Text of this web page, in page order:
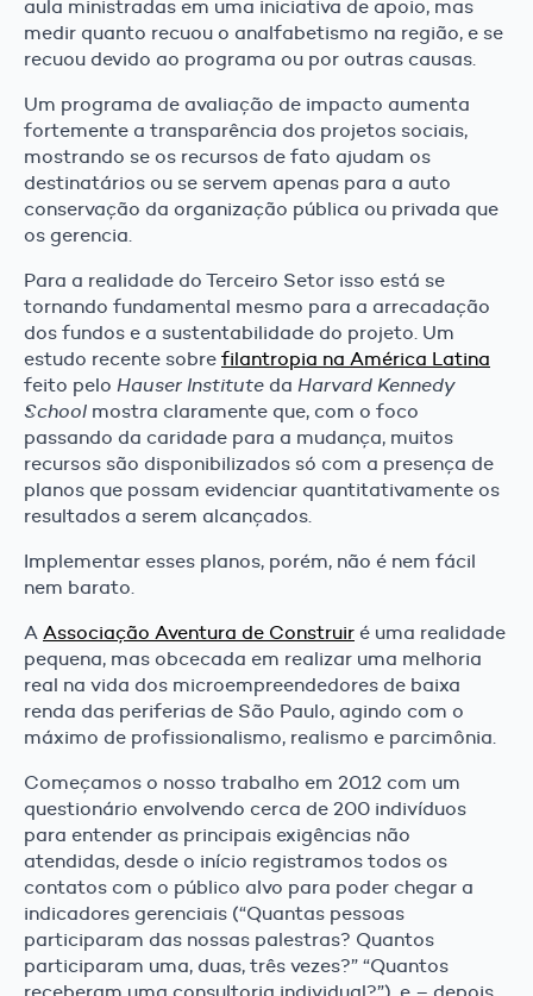
aula ministradas em uma iniciativa de apoio, mas
medir quanto recuou o analfabetismo na região, e se
recuou devido ao programa ou por outras causas.
Um programa de avaliação de impacto aumenta
fortemente a transparência dos projetos sociais,
mostrando se os recursos de fato ajudam os
destinatários ou se servem apenas para a auto
conservação da organização pública ou privada que
os gerencia.
Para a realidade do Terceiro Setor isso está se
tornando fundamental mesmo para a arrecadação
dos fundos e a sustentabilidade do projeto. Um
estudo recente sobre filantropia na América Latina
feito pelo Hauser Institute da Harvard Kennedy
School mostra claramente que, com o foco
passando da caridade para a mudança, muitos
recursos são disponibilizados só com a presença de
planos que possam evidenciar quantitativamente os
resultados a serem alcançados.
Implementar esses planos, porém, não é nem fácil
nem barato.
A Associação Aventura de Construir é uma realidade
pequena, mas obcecada em realizar uma melhoria
real na vida dos microempreendedores de baixa
renda das periferias de São Paulo, agindo com o
máximo de profissionalismo, realismo e parcimônia.
Começamos o nosso trabalho em 2012 com um
questionário envolvendo cerca de 200 indivíduos
para entender as principais exigências não
atendidas, desde o início registramos todos os
contatos com o público alvo para poder chegar a
indicadores gerenciais (“Quantas pessoas
participaram das nossas palestras? Quantos
participaram uma, duas, três vezes?” “Quantos